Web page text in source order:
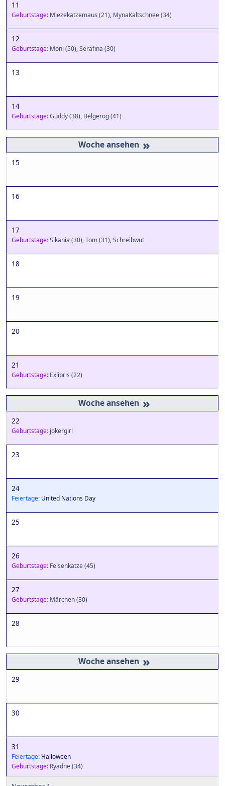
11
Geburtstage: Miezekatzemaus (21), MynaKaltschnee(34)
12
Geburtstage: Moni (50),Serafina (30)
13
14
Geburtstage:Guddy(38), Belgerog(41)
»
15
16
17
Geburtstage:Sikania (30),Tom(31),Schreibwut
18
19
20
21
Geburtstage: Exlibris (22)
»
22
Geburtstage: jokergirl
23
24
Feiertage: United Nations Day
25
26
Geburtstage: Felsenkatze(45)
27
Geburtstage: Märchen(30)
28
»
29
30
31
Feiertage: Halloween
Geburtstage: Ryadne(34)